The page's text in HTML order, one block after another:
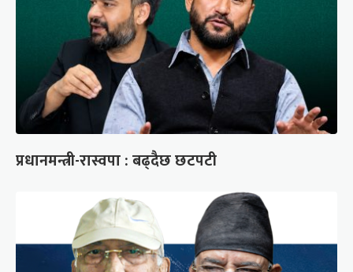
प्रधानमन्त्री-रास्वपा : बढ्दैछ छटपटी